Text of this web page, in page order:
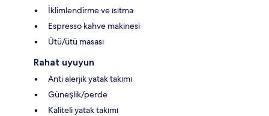
İklimlendirme ve ısıtma
Espresso kahve makinesi
Ütü/ütü masası
Rahat uyuyun
Anti alerjik yatak takımı
Güneşlik/perde
Kaliteli yatak takımı